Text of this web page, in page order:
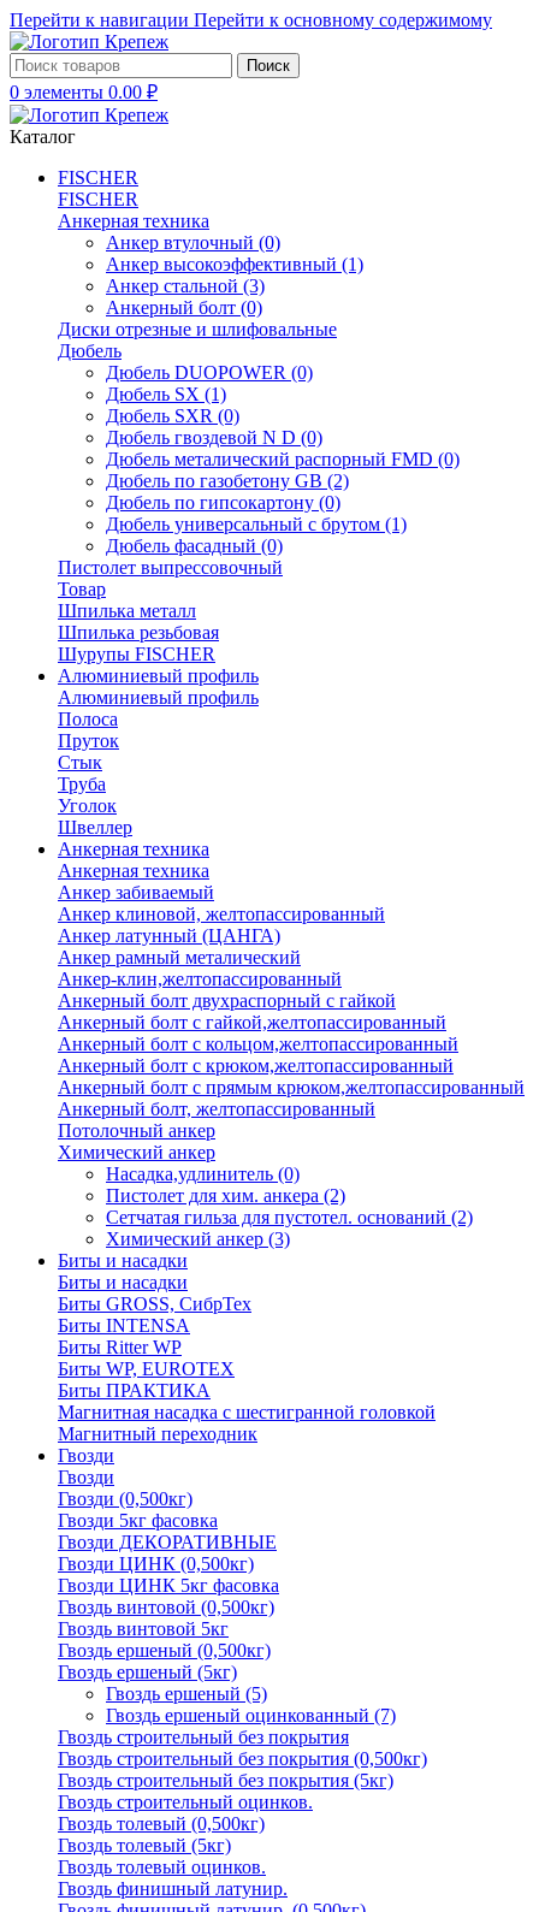
Перейти к навигации Перейти к основному содержимому
Поиск
0 элементы 0.00 ₽
Каталог
FISCHER
FISCHER
Анкерная техника
Анкер втулочный (0)
Анкер высокоэффективный (1)
Анкер стальной (3)
Анкерный болт (0)
Диски отрезные и шлифовальные
Дюбель
Дюбель DUOPOWER (0)
Дюбель SX (1)
Дюбель SXR (0)
Дюбель гвоздевой N D (0)
Дюбель металический распорный FMD (0)
Дюбель по газобетону GB (2)
Дюбель по гипсокартону (0)
Дюбель универсальный с брутом (1)
Дюбель фасадный (0)
Пистолет выпрессовочный
Товар
Шпилька металл
Шпилька резьбовая
Шурупы FISCHER
Алюминиевый профиль
Алюминиевый профиль
Полоса
Пруток
Стык
Труба
Уголок
Швеллер
Анкерная техника
Анкерная техника
Анкер забиваемый
Анкер клиновой, желтопассированный
Анкер латунный (ЦАНГА)
Анкер рамный металический
Анкер-клин,желтопассированный
Анкерный болт двухраспорный с гайкой
Анкерный болт с гайкой,желтопассированный
Анкерный болт с кольцом,желтопассированный
Анкерный болт с крюком,желтопассированный
Анкерный болт с прямым крюком,желтопассированный
Анкерный болт, желтопассированный
Потолочный анкер
Химический анкер
Насадка,удлинитель (0)
Пистолет для хим. анкера (2)
Сетчатая гильза для пустотел. оснований (2)
Химический анкер (3)
Биты и насадки
Биты и насадки
Биты GROSS, СибрТех
Биты INTENSA
Биты Ritter WP
Биты WP, EUROTEX
Биты ПРАКТИКА
Магнитная насадка с шестигранной головкой
Магнитный переходник
Гвозди
Гвозди
Гвозди (0,500кг)
Гвозди 5кг фасовка
Гвозди ДЕКОРАТИВНЫЕ
Гвозди ЦИНК (0,500кг)
Гвозди ЦИНК 5кг фасовка
Гвоздь винтовой (0,500кг)
Гвоздь винтовой 5кг
Гвоздь ершеный (0,500кг)
Гвоздь ершеный (5кг)
Гвоздь ершеный (5)
Гвоздь ершеный оцинкованный (7)
Гвоздь строительный без покрытия
Гвоздь строительный без покрытия (0,500кг)
Гвоздь строительный без покрытия (5кг)
Гвоздь строительный оцинков.
Гвоздь толевый (0,500кг)
Гвоздь толевый (5кг)
Гвоздь толевый оцинков.
Гвоздь финишный латунир.